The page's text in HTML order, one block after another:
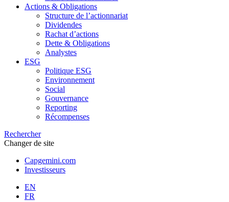
Actions & Obligations
Structure de l’actionnariat
Dividendes
Rachat d’actions
Dette & Obligations
Analystes
ESG
Politique ESG
Environnement
Social
Gouvernance
Reporting
Récompenses
Rechercher
Changer de site
Capgemini.com
Investisseurs
EN
FR